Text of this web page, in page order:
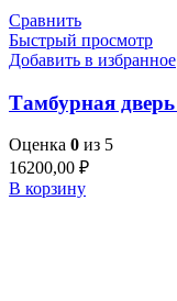
Сравнить
Быстрый просмотр
Добавить в избранное
Тамбурная
Оценка 0 из 5
16200,00 ₽
В корзину